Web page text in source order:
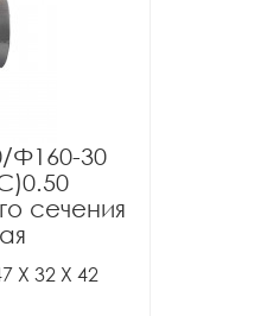
Ф160-30
сечения
X 32 X 42